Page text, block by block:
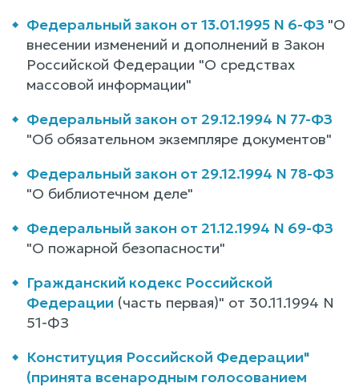
Федеральный закон от 13.01.1995 N 6-ФЗ "О
внесении изменений и дополнений в Закон
Российской Федерации "О средствах
массовой информации"
Федеральный закон от 29.12.1994 N 77-ФЗ
"Об обязательном экземпляре документов"
Федеральный закон от 29.12.1994 N 78-ФЗ
"О библиотечном деле"
Федеральный закон от 21.12.1994 N 69-ФЗ
"О пожарной безопасности"
Гражданский кодекс Российской
Федерации (часть первая)" от 30.11.1994 N
51-ФЗ
Конституция Российской Федерации"
(принята всенародным голосованием